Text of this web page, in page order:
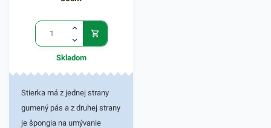
Skladom
Stierka má z jednej strany
gumený pás a z druhej strany
je špongia na umývanie